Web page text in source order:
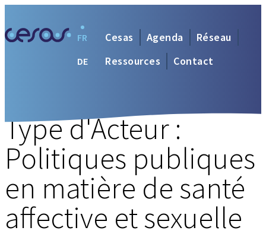
Cesas Agenda
Réseau
Ressources
Contact
FR
DE
Type d'Acteur :
Politiques publiques
en matière de santé
affective et sexuelle